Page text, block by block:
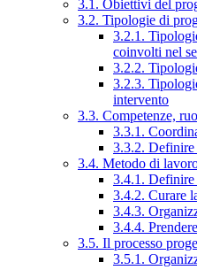
3.1. Obiettivi del
3.2. Tipologie di
3.2.1.
coinvolti nel
3.2.2.
3.2.3.
intervento
3.3. Competenze,
3.3.1.
3.3.2. Definire
3.4. Metodo di
3.4.1. Definire
3.4.2. Curare
3.4.3.
3.4.4.
3.5. Il processo
3.5.1.